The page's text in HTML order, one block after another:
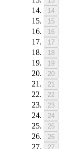
14
15
16
17
18
19
20
21
22
23
24
25
26
27